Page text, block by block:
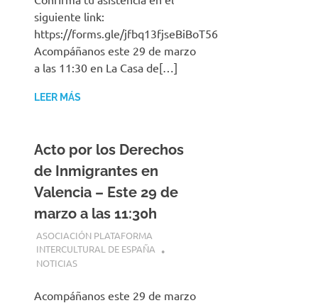
siguiente link:
https://forms.gle/jfbq13fjseBiBoT56
Acompáñanos este 29 de marzo
a las 11:30 en La Casa de[…]
LEER MÁS
Acto por los Derechos
de Inmigrantes en
Valencia – Este 29 de
marzo a las 11:30h
24 MARZO, 2025
ASOCIACIÓN PLATAFORMA
INTERCULTURAL DE ESPAÑA
NOTICIAS
Acompáñanos este 29 de marzo